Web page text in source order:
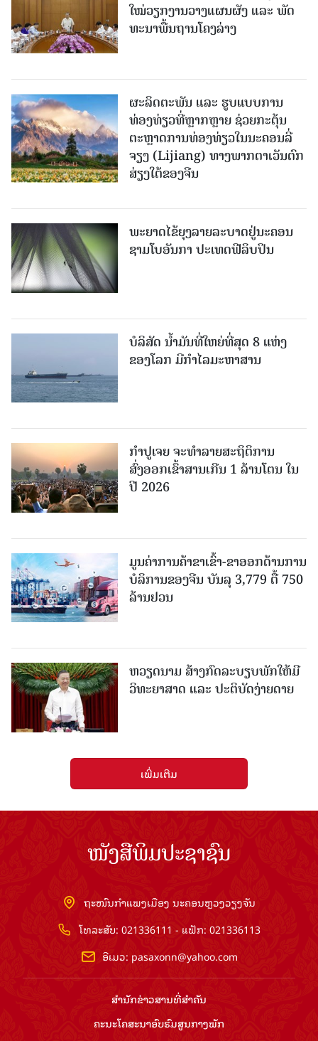
ໃໝ່​ວຽກ​ງານ​ວາງ​ແຜນ​ຜັງ ແລະ ​ພັດ​
ທະ​ນາ​ພື້ນ​ຖານ​ໂຄງ​ລ່າງ
ຜະລິດຕະພັນ ແລະ ຮູບແບບການ
ທ່ອງທ່ຽວທີ່ຫຼາກຫຼາຍ ຊ່ວຍກະຕຸ້ນ
ຕະຫຼາດການທ່ອງທ່ຽວໃນນະຄອນລີ່
ຈຽງ (Lijiang) ທາງພາກຕາເວັນຕົກ
ສ່ຽງໃຕ້ຂອງຈີນ
ພະຍາດໄຂ້ຍຸງລາຍລະບາດຢູ່ນະຄອນ
ຊາມໂບ​ອັນກາ ປະເທດຟີລິບປິນ
ບໍລິສັດ ນ້ຳມັນທີ່ໃຫຍ່ທີ່ສຸດ 8 ແຫ່ງ
ຂອງໂລກ ມີກຳໄລມະຫາສານ
ກຳປູເຈຍ ຈະທຳລາຍສະຖິຕິການ
ສົ່ງອອກເຂົ້າສານເກີນ 1 ລ້ານໂຕນ ໃນ
ປີ 2026
ມູນຄ່າການຄ້າຂາເຂົ້າ-ຂາອອກດ້ານການ
ບໍລິການຂອງຈີນ ບັນລຸ 3,779 ຕື້ 750
ລ້ານຢວນ
ຫວຽດນາມ ສ້າງກົດລະບຽບພັກໃຫ້ມີ
ວິທະຍາສາດ ແລະ ປະຕິບັດງ່າຍດາຍ
ເພີ່ມເຕີມ
ໜັງສືພິມປະຊາຊົນ
ຖະໜົນກຳແພງເມືອງ ນະຄອນຫຼວງວຽງຈັນ
ໂທລະສັບ: 021336111 - ແຟັກ: 021336113
ອີເມວ: pasaxonn@yahoo.com
ສຳ​ນັກ​ຂ່າວ​ສານ​ທີ່​ສຳ​ຄັນ​
ຄະນະໂຄສະນາອົບຮົມ​ສູນ​ກາງ​ພັກ